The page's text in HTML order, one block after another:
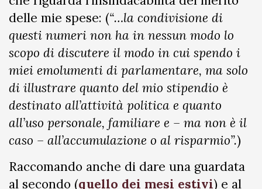
delle mie spese: (“…la condivisione di
questi numeri non ha in nessun modo lo
scopo di discutere il modo in cui spendo i
miei emolumenti di parlamentare, ma solo
di illustrare quanto del mio stipendio è
destinato all’attività politica e quanto
all’uso personale, familiare e – ma non è il
caso – all’accumulazione o al risparmio”.)
Raccomando anche di dare una guardata
al secondo (quello dei mesi estivi) e al